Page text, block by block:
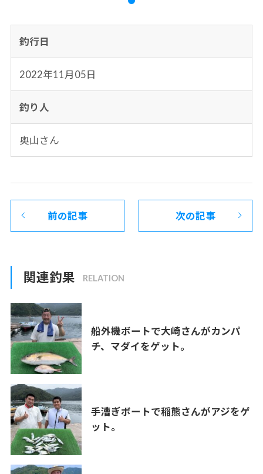
釣行日
2022年11月05日
釣り人
奥山さん
前の記事 次の記事
関連釣果
船外機ボートで大崎さんがカンパ
チ、マダイをゲット。
手漕ぎボートで稲熊さんがアジをゲ
ット。